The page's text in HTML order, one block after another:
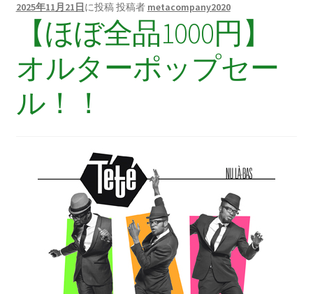
2025年11月21日に投稿投稿者 metacompany2020
【ほぼ全品1000円】
オルターポップセー
ル！！